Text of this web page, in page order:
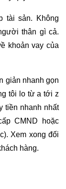
tài sản. Không
thân gì cả.
khoản vay của
giản nhanh gọn
tôi lo từ a tới z
tiền nhanh nhất
CMND hoặc
Xem xong đối
hàng.